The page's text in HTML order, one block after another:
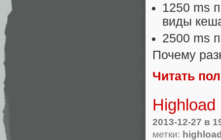
1250 ms
виды
2500 ms
Почему
Читать
2013-12-27 в
метки: